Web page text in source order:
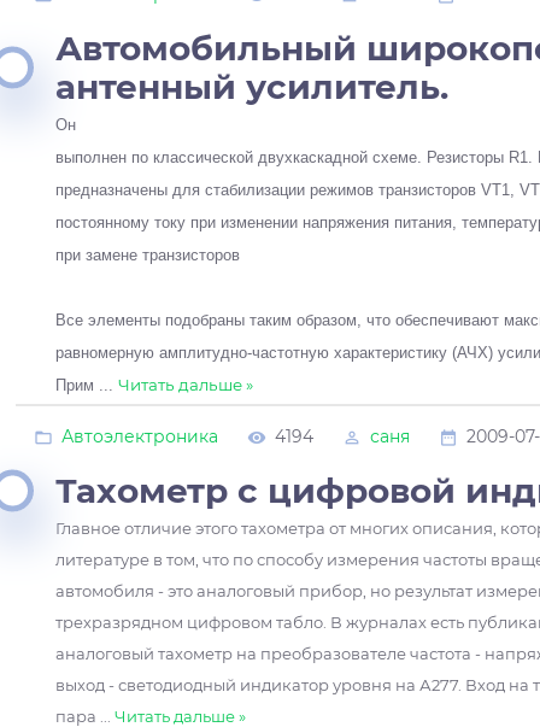
Автомобильный
антенный усилитель.
Он
выполнен по классической двухкаскадной схеме. Резисторы R1.
предназначены для стабилизации режимов транзисторов VT1,
постоянному току при изменении напряжения питания,
при замене транзисторов
Все элементы подобраны таким образом, что обеспечивают
равномерную амплитудно-частотную характеристику (АЧХ)
Прим
...Читать дальше »
Автоэлектроника 4194 саня 2009-
Тахометр с цифровой
Главное отличие этого тахометра от многих описания,
литературе в том, что по способу измерения частоты
автомобиля - это аналоговый прибор, но результат
трехразрядном цифровом табло. В журналах есть
аналоговый тахометр на преобразователе частота -
выход - светодиодный индикатор уровня на А277. Вход
пара
...Читать дальше »